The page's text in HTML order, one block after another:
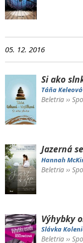
05. 12. 2016
Si ako
Táňa
Beletria››
Jazerná
Hannah
Beletria››
Výhybky
Slávka
Beletria››